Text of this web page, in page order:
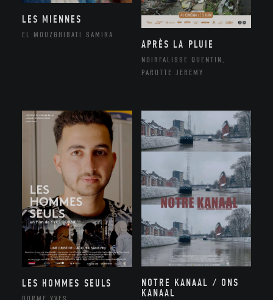
LES MIENNES
EL MOUZGHIBATI SAMIRA
APRÈS LA PLUIE
NOIRFALISSE QUENTIN,
PAROTTE JEREMY
LES HOMMES SEULS
NOTRE KANAAL / ONS
KANAAL